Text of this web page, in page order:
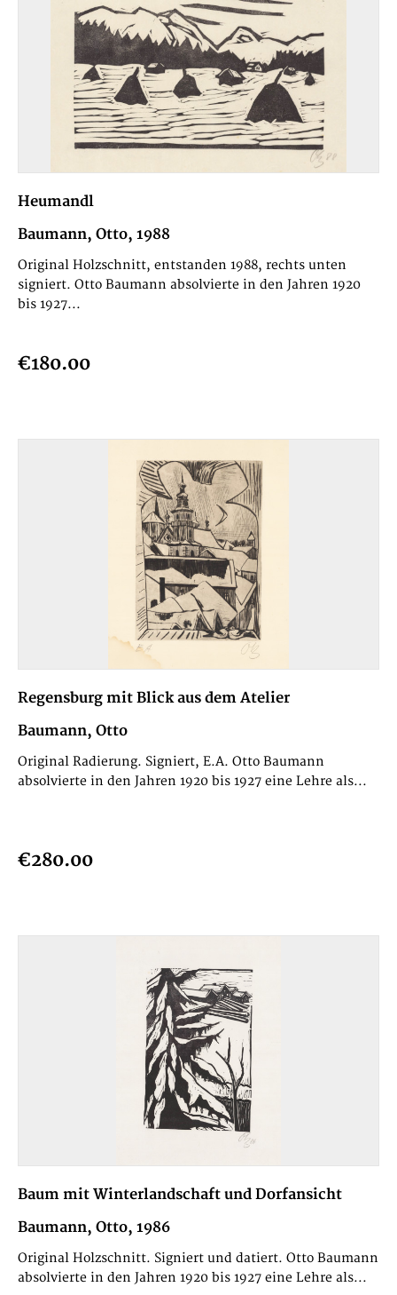
Heumandl
Baumann, Otto, 1988
Original Holzschnitt, entstanden 1988, rechts unten
signiert. Otto Baumann absolvierte in den Jahren 1920
bis 1927...
€180.00
Regensburg mit Blick aus dem Atelier
Baumann, Otto
Original Radierung. Signiert, E.A. Otto Baumann
absolvierte in den Jahren 1920 bis 1927 eine Lehre als...
€280.00
Baum mit Winterlandschaft und Dorfansicht
Baumann, Otto, 1986
Original Holzschnitt. Signiert und datiert. Otto Baumann
absolvierte in den Jahren 1920 bis 1927 eine Lehre als...